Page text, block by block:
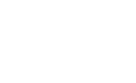
la porte à de